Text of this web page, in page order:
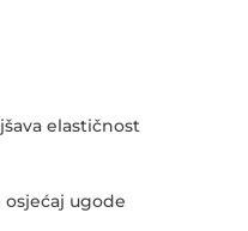
elastičnost
ugode